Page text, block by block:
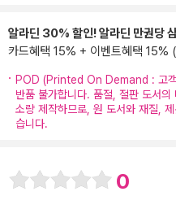
알라딘 30% 할인! 알라딘 만권당
카드혜택 15% + 이벤트혜택 15%
POD (Printed On Demand : 고객
반품 불가합니다. 품절, 절판 도서
소량 제작하므로, 원 도서와 재질,
습니다.
0